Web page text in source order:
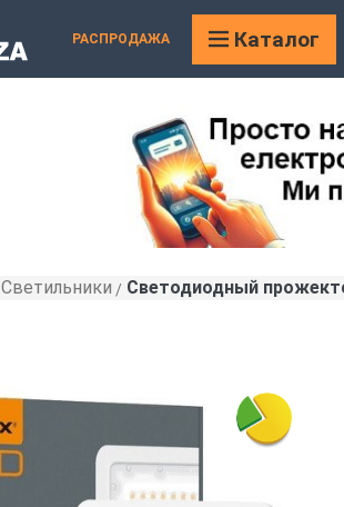
РАСПРОДАЖА Каталог
Светильники » Светодиодный